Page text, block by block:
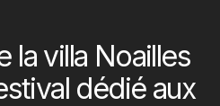
la villa Noailles
dédié aux